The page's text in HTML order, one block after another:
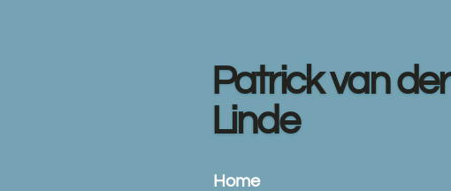
Patrick van der
Linde
Home